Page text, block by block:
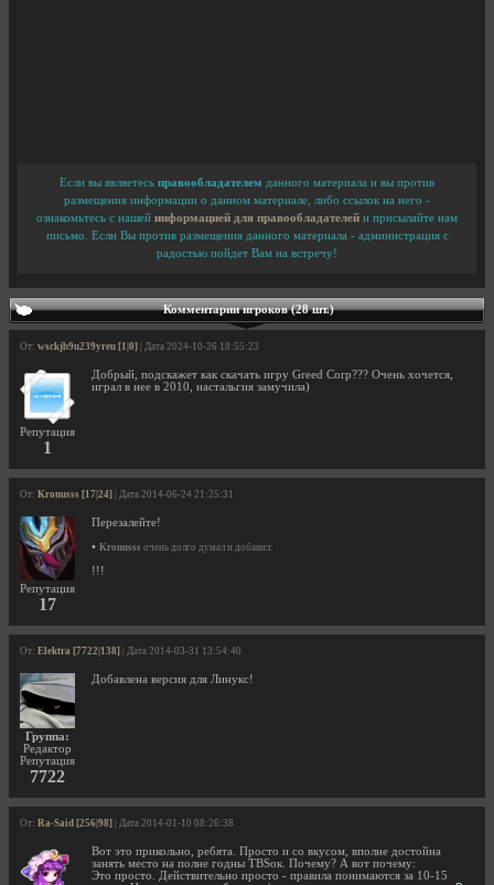
Если вы являетесь правообладателем данного материала и вы против
размещения информации о данном материале, либо ссылок на него -
ознакомьтесь с нашей информацией для правообладателей и присылайте нам
письмо. Если Вы против размещения данного материала - администрация с
радостью пойдет Вам на встречу!
Комментарии игроков (28 шт.)
От: wsckjb9u239yreu [1|0] | Дата 2024-10-26 18:55:23
Репутация
1
Добрый, подскажет как скачать игру Greed Corp??? Очень хочется,
играл в нее в 2010, настальгия замучила)
От: Kronusss [17|24] | Дата 2014-06-24 21:25:31
Репутация
17
Перезалейте!
• Kronusss очень долго думал и добавил:
!!!
От: Elektra [7722|138] | Дата 2014-03-31 13:54:40
Группа:
Редактор
Репутация
7722
Добавлена версия для Линукс!
От: Ra-Said [256|98] | Дата 2014-01-10 08:26:38
Вот это прикольно, ребята. Просто и со вкусом, вполне достойна
занять место на полне годны TBSок. Почему? А вот почему:
Это просто. Действительно просто - правила понимаются за 10-15